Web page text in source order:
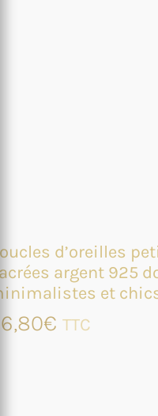
d’oreilles
argent 925
et
€ TTC